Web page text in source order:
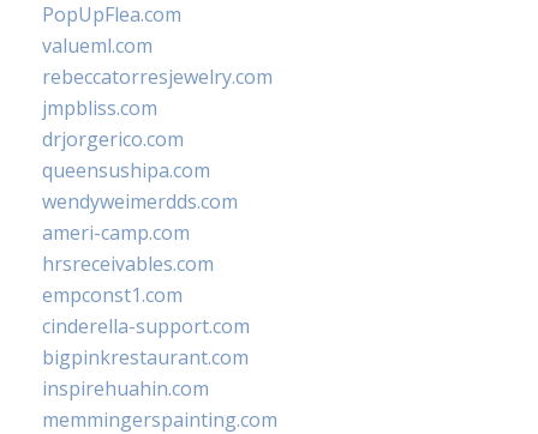
PopUpFlea.com
valueml.com
rebeccatorresjewelry.com
jmpbliss.com
drjorgerico.com
queensushipa.com
wendyweimerdds.com
ameri-camp.com
hrsreceivables.com
empconst1.com
cinderella-support.com
bigpinkrestaurant.com
inspirehuahin.com
memmingerspainting.com